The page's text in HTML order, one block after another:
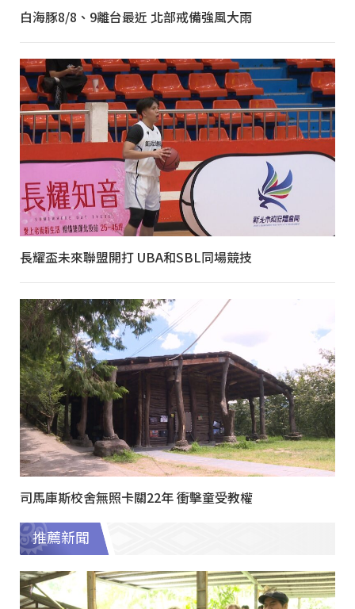
白海豚8/8、9離台最近 北部戒備強風大雨
長耀盃未來聯盟開打 UBA和SBL同場競技
司馬庫斯校舍無照卡關22年 衝擊童受教權
推薦新聞